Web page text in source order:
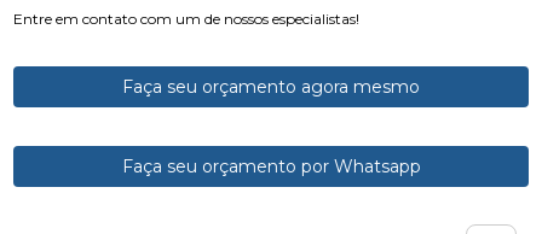
Entre em contato com um de nossos especialistas!
Faça seu orçamento agora mesmo
Faça seu orçamento por Whatsapp